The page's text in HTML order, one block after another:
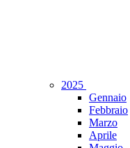
2025
Gennaio
Febbraio
Marzo
Aprile